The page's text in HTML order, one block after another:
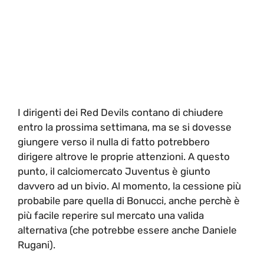
I dirigenti dei Red Devils contano di chiudere
entro la prossima settimana, ma se si dovesse
giungere verso il nulla di fatto potrebbero
dirigere altrove le proprie attenzioni. A questo
punto, il calciomercato Juventus è giunto
davvero ad un bivio. Al momento, la cessione più
probabile pare quella di Bonucci, anche perchè è
più facile reperire sul mercato una valida
alternativa (che potrebbe essere anche Daniele
Rugani).